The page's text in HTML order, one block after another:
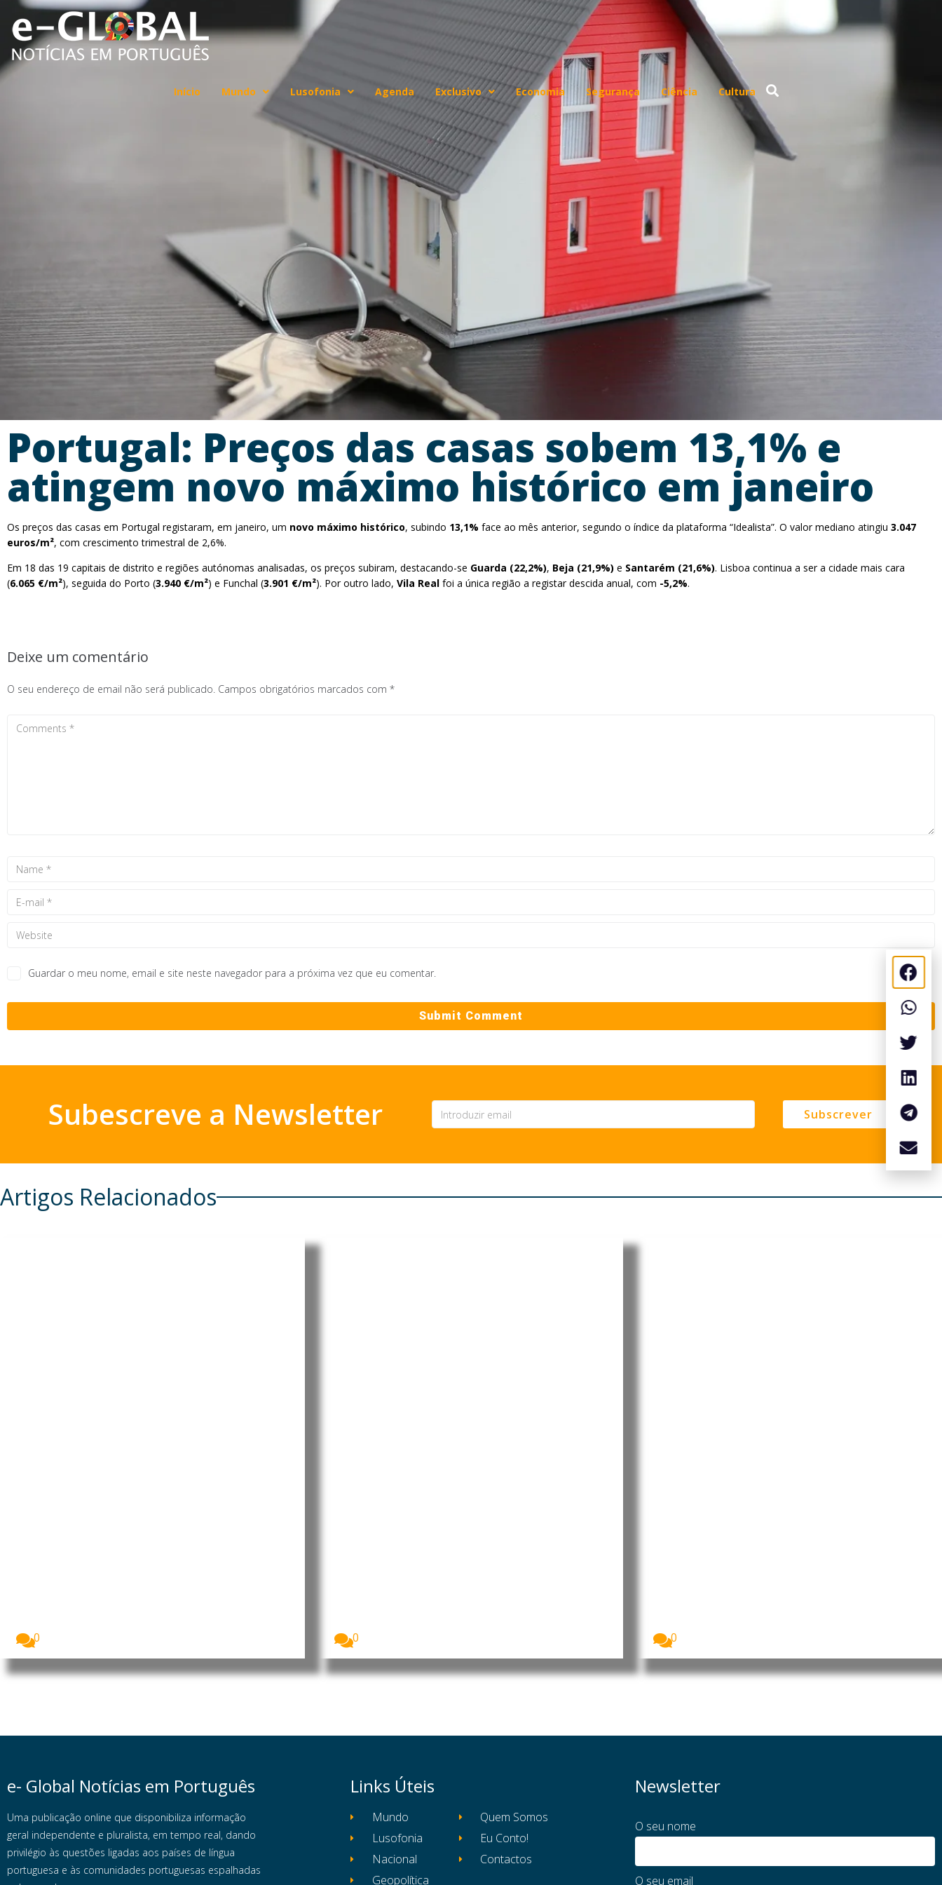
Início Mundo Lusofonia Agenda Exclusivo Economia Segurança Ciência Cultura
Portugal: Preços das casas sobem 13,1% e
atingem novo máximo histórico em janeiro
Os preços das casas em Portugal registaram, em janeiro, um novo máximo histórico, subindo 13,1% face ao mês anterior, segundo o índice da plataforma “Idealista”. O valor mediano atingiu 3.047
euros/m², com crescimento trimestral de 2,6%.
Em 18 das 19 capitais de distrito e regiões autónomas analisadas, os preços subiram, destacando-se Guarda (22,2%), Beja (21,9%) e Santarém (21,6%). Lisboa continua a ser a cidade mais cara
(6.065 €/m²), seguida do Porto (3.940 €/m²) e Funchal (3.901 €/m²). Por outro lado, Vila Real foi a única região a registar descida anual, com -5,2%.
Deixe um comentário
O seu endereço de email não será publicado. Campos obrigatórios marcados com *
Guardar o meu nome, email e site neste navegador para a próxima vez que eu comentar.
Subescreve a Newsletter Subscrever
Artigos Relacionados
0
0
0
e- Global Notícias em Português
Uma publicação online que disponibiliza informação
geral independente e pluralista, em tempo real, dando
privilégio às questões ligadas aos países de língua
portuguesa e às comunidades portuguesas espalhadas
Links Úteis
Mundo
Lusofonia
Nacional
Geopolítica
Quem Somos
Eu Conto!
Contactos
Newsletter
O seu nome
O seu email